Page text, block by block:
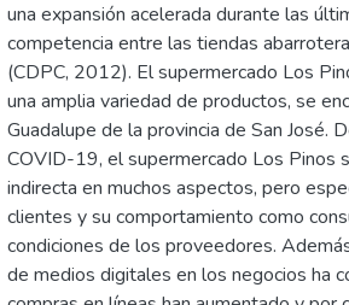
una expansión acelerada durante las
competencia entre las tiendas
(CDPC, 2012). El supermercado Los
una amplia variedad de productos, se
Guadalupe de la provincia de San José.
COVID-19, el supermercado Los Pinos
indirecta en muchos aspectos, pero
clientes y su comportamiento como
condiciones de los proveedores.
de medios digitales en los negocios ha